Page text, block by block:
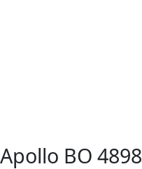
Apollo BO 4898